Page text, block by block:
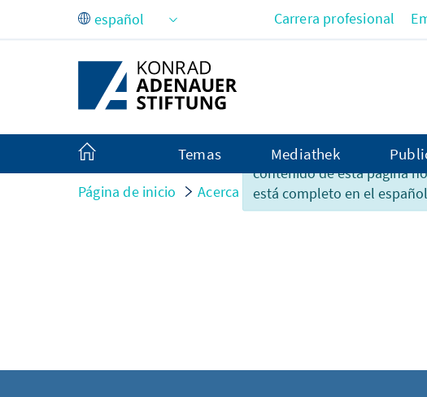
Saltar al contenido principal
Lamentablemente, el
contenido de esta página
está completo en el
Carrera profesional
Temas Mediathek
Página de inicio Acerca de nosotros Organisation